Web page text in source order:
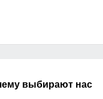
выбирают нас